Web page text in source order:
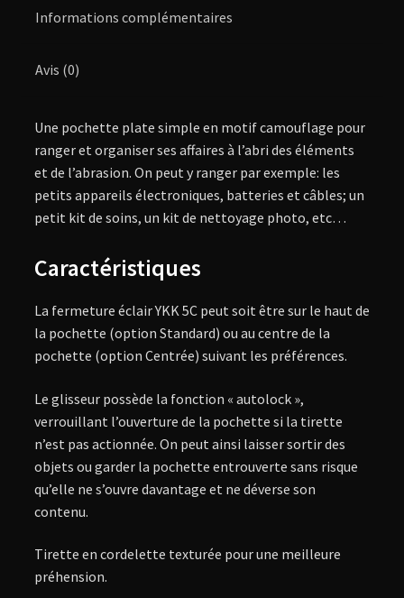
Informations complémentaires
Avis (0)
Une pochette plate simple en motif camouflage pour
ranger et organiser ses affaires à l’abri des éléments
et de l’abrasion. On peut y ranger par exemple: les
petits appareils électroniques, batteries et câbles; un
petit kit de soins, un kit de nettoyage photo, etc…
Caractéristiques
La fermeture éclair YKK 5C peut soit être sur le haut de
la pochette (option Standard) ou au centre de la
pochette (option Centrée) suivant les préférences.
Le glisseur possède la fonction « autolock »,
verrouillant l’ouverture de la pochette si la tirette
n’est pas actionnée. On peut ainsi laisser sortir des
objets ou garder la pochette entrouverte sans risque
qu’elle ne s’ouvre davantage et ne déverse son
contenu.
Tirette en cordelette texturée pour une meilleure
préhension.